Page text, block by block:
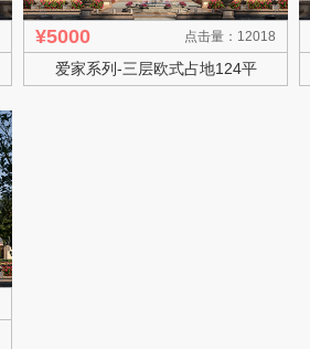
¥5000 点击量：12018
爱家系列-三层欧式占地124平